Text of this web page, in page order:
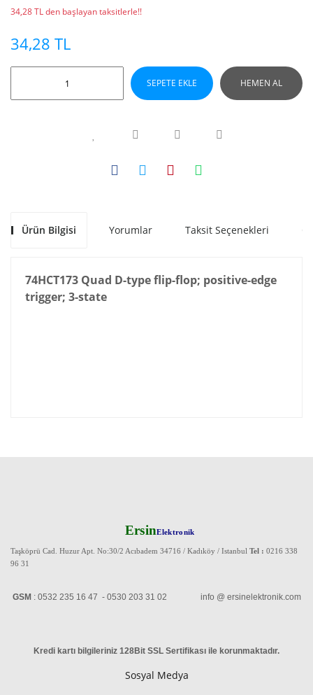
34,28 TL den başlayan taksitlerle!!
34,28 TL
SEPETE EKLE HEMEN AL
Ürün Bilgisi Yorumlar Taksit Seçenekleri
74HCT173 Quad D-type flip-flop; positive-edge
trigger; 3-state
ErsinElektronik
Taşköprü Cad. Huzur Apt. No:30/2 Acıbadem 34716 / Kadıköy / Istanbul Tel : 0216 338
96 31
GSM : 0532 235 16 47 - 0530 203 31 02 info @ ersinelektronik.com
Kredi kartı bilgileriniz 128Bit SSL Sertifikası ile korunmaktadır.
Sosyal Medya